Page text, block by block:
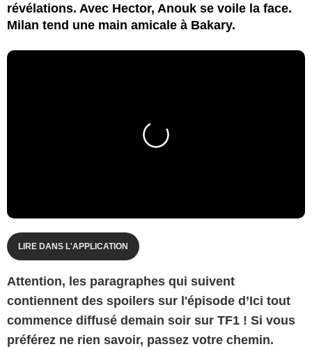
révélations. Avec Hector, Anouk se voile la face.
Milan tend une main amicale à Bakary.
LIRE DANS L'APPLICATION
Attention, les paragraphes qui suivent
contiennent des spoilers sur l'épisode d’Ici tout
commence diffusé demain soir sur TF1 ! Si vous
préférez ne rien savoir, passez votre chemin.